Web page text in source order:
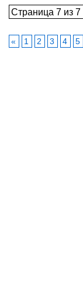
Страница 7 из 7
« 1 2 3 4 5